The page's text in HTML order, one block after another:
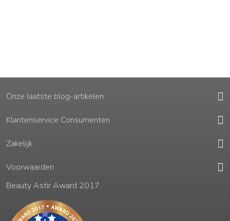
Onze laatste blog-artikelen
Klantenservice Consumenten
Zakelijk
Voorwaarden
Beauty Astir Award 2017